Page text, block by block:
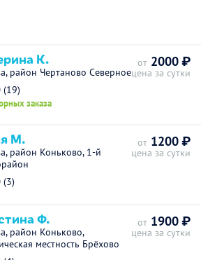
К.
район Чертаново Северное
(19)
заказа
от 2000 ₽
цена за сутки
М.
район Коньково, 1-й
(3)
от 1200 ₽
цена за сутки
Ф.
район Коньково,
местность Брёхово
от 1900 ₽
цена за сутки